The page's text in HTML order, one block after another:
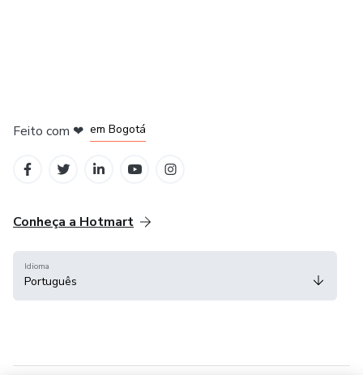
Feito com ❤ em Bogotá
Conheça a Hotmart
Idioma
Português